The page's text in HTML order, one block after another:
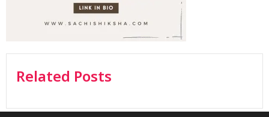
Related Posts